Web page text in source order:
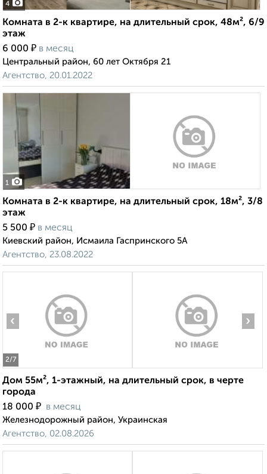
4
Комната в 2-к квартире, на длительный срок, 48м², 6/9
этаж
6 000 ₽ в месяц
Центральный район, 60 лет Октября 21
Агентство, 20.01.2022
1
Комната в 2-к квартире, на длительный срок, 18м², 3/8
этаж
5 500 ₽ в месяц
Киевский район, Исмаила Гаспринского 5А
Агентство, 23.08.2022
2/7
‹ ›
Дом 55м², 1-этажный, на длительный срок, в черте
города
18 000 ₽ в месяц
Железнодорожный район, Украинская
Агентство, 02.08.2026